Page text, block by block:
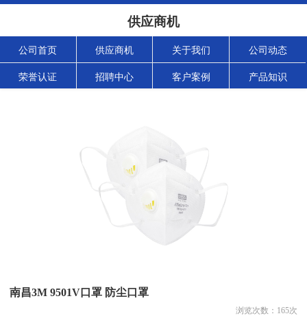
供应商机
公司首页 供应商机 关于我们 公司动态
荣誉认证 招聘中心 客户案例 产品知识
南昌3M 9501V口罩 防尘口罩
浏览次数： 165次